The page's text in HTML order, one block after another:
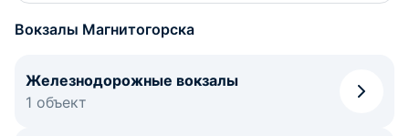
Вокзалы Магнитогорска
Железнодорожные вокзалы
1 объект